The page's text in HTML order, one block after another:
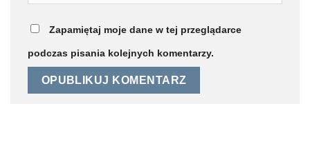
Zapamiętaj moje dane w tej przeglądarce
podczas pisania kolejnych komentarzy.